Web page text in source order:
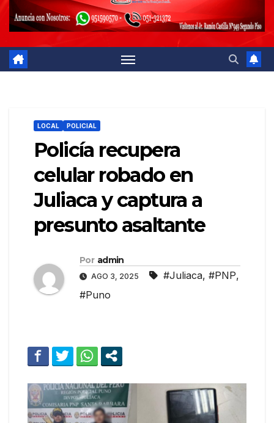
LOCAL POLICIAL
Policía recupera
celular robado en
Juliaca y captura a
presunto asaltante
Por admin
AGO 3, 2025 #Juliaca, #PNP,
#Puno